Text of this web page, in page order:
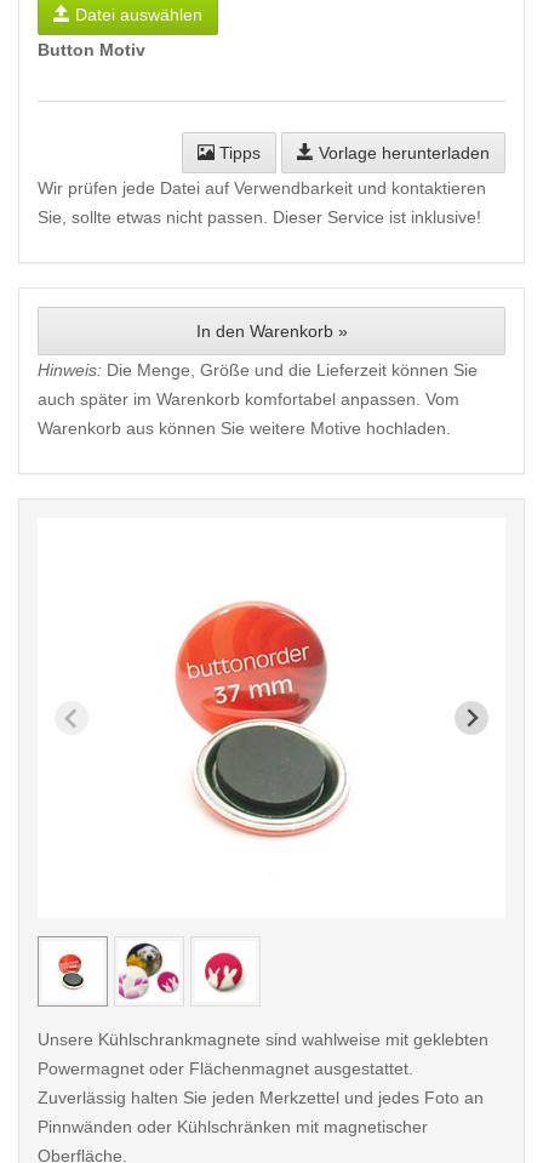
Datei auswählen
Button Motiv
Tipps
Vorlage herunterladen
Wir prüfen jede Datei auf Verwendbarkeit und kontaktieren
Sie, sollte etwas nicht passen. Dieser Service ist inklusive!
In den Warenkorb »
Hinweis: Die Menge, Größe und die Lieferzeit können Sie
auch später im Warenkorb komfortabel anpassen. Vom
Warenkorb aus können Sie weitere Motive hochladen.
< /picture>
Unsere Kühlschrankmagnete sind wahlweise mit geklebten
Powermagnet oder Flächenmagnet ausgestattet.
Zuverlässig halten Sie jeden Merkzettel und jedes Foto an
Pinnwänden oder Kühlschränken mit magnetischer
Oberfläche.